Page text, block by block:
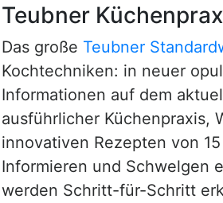
Teubner
Das große Teubner
Kochtechniken: in neuer
Informationen auf dem
ausführlicher Küchenpraxis,
innovativen Rezepten von
Informieren und Schwelgen
werden Schritt-für-Schritt